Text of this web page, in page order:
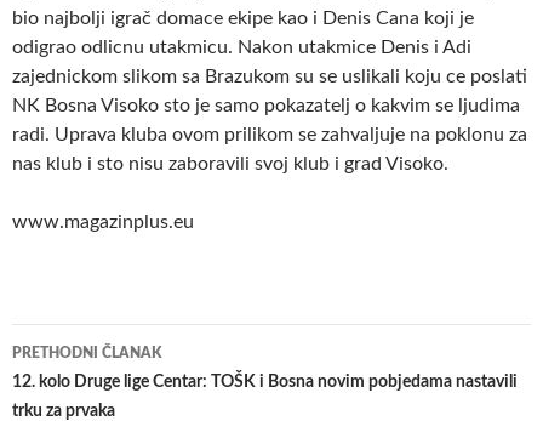
bio najbolji igrač domace ekipe kao i Denis Cana koji je
odigrao odlicnu utakmicu. Nakon utakmice Denis i Adi
zajednickom slikom sa Brazukom su se uslikali koju ce poslati
NK Bosna Visoko sto je samo pokazatelj o kakvim se ljudima
radi. Uprava kluba ovom prilikom se zahvaljuje na poklonu za
nas klub i sto nisu zaboravili svoj klub i grad Visoko.
www.magazinplus.eu
Navigacija
članaka
PRETHODNI ČLANAK
12. kolo Druge lige Centar: TOŠK i Bosna novim pobjedama nastavili
trku za prvaka